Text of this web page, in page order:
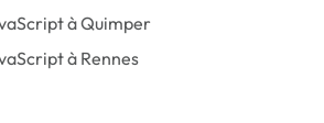
à Quimper
à Rennes